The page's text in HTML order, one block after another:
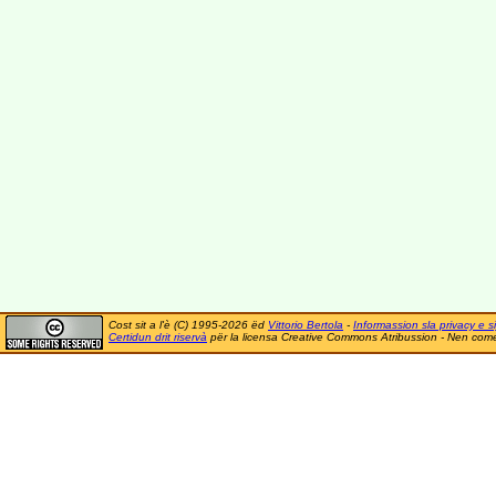
Cost sit a l'è (C) 1995-2026 ëd Vittorio Bertola - Informassion sla privacy e
Certidun drit riservà për la licensa Creative Commons Atribussion - Nen